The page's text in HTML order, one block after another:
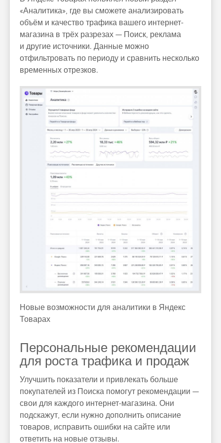
«Аналитика», где вы сможете анализировать
объём и качество трафика вашего интернет-
магазина в трёх разрезах — Поиск, реклама
и другие источники. Данные можно
отфильтровать по периоду и сравнить несколько
временных отрезков.
Новые возможности для аналитики в Яндекс
Товарах
Персональные рекомендации
для роста трафика и продаж
Улучшить показатели и привлекать больше
покупателей из Поиска помогут рекомендации —
свои для каждого интернет-магазина. Они
подскажут, если нужно дополнить описание
товаров, исправить ошибки на сайте или
ответить на новые отзывы.